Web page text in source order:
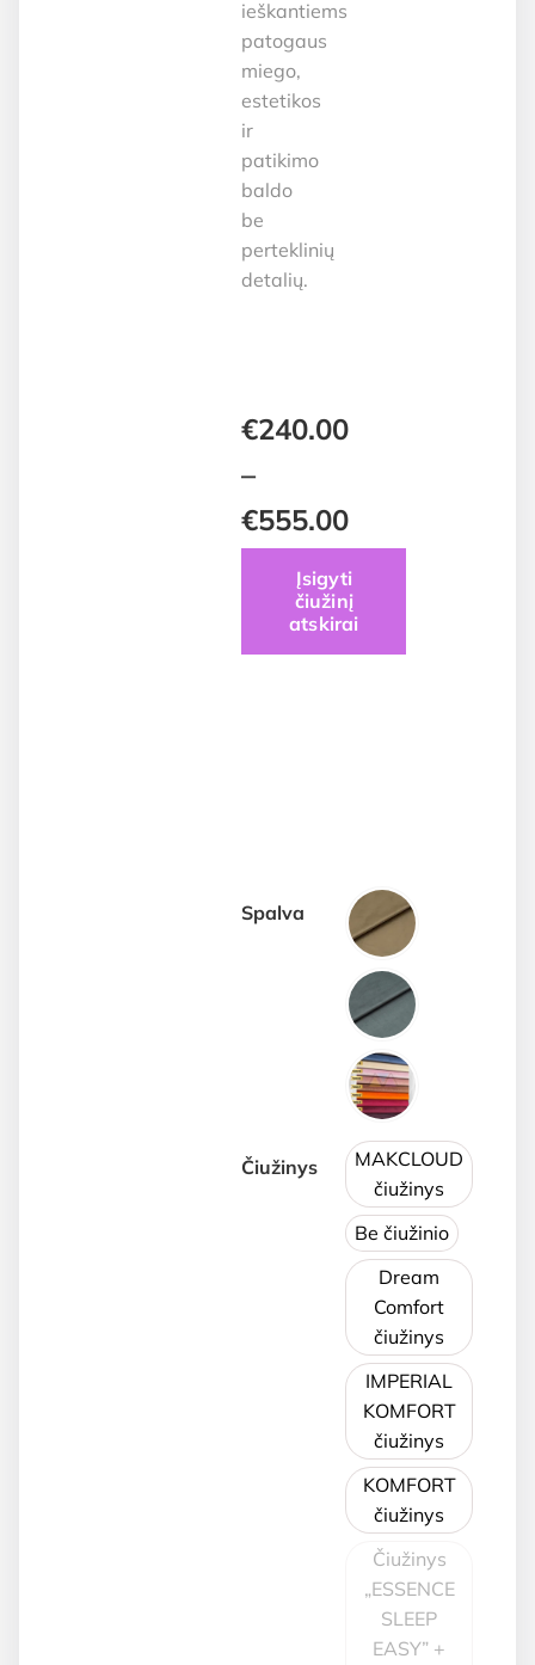
ieškantiems
patogaus
miego,
estetikos
ir
patikimo
baldo
be
perteklinių
detalių.
€240.00
–
€555.00
Price
range:
€240.00
Įsigyti
čiužinį
atskirai
Spalva
Čiužinys
MAKCLOUD
čiužinys
Be čiužinio
Dream
Comfort
čiužinys
IMPERIAL
KOMFORT
čiužinys
KOMFORT
čiužinys
Čiužinys
„ESSENCE
SLEEP
EASY” +